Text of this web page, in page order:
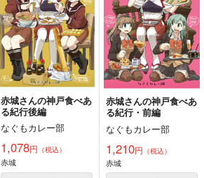
赤城さんの神戸食べあ
る紀行後編
なぐもカレー部
1,078円 （税込）
赤城
赤城さんの神戸食べあ
る紀行・前編
なぐもカレー部
1,210円 （税込）
赤城